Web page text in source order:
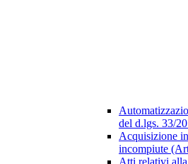
del d.lgs. 33/
Acquisizione
incompiute